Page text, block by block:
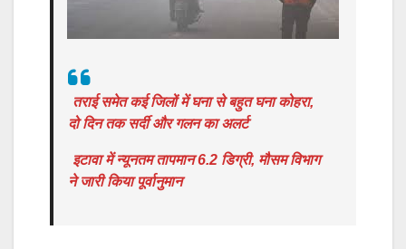
तराई समेत कई जिलों में घना से बहुत घना कोहरा,
दो दिन तक सर्दी और गलन का अलर्ट
इटावा में न्यूनतम तापमान 6.2 डिग्री, मौसम विभाग
ने जारी किया पूर्वानुमान